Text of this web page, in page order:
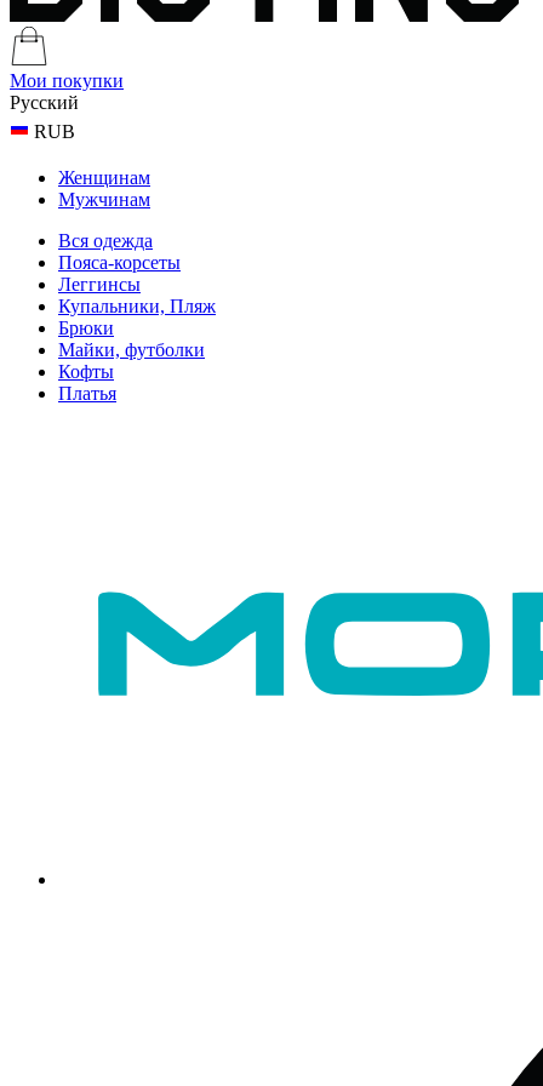
Мои покупки
Русский
RUB
Женщинам
Мужчинам
Вся одежда
Пояса-корсеты
Леггинсы
Купальники, Пляж
Брюки
Майки, футболки
Кофты
Платья